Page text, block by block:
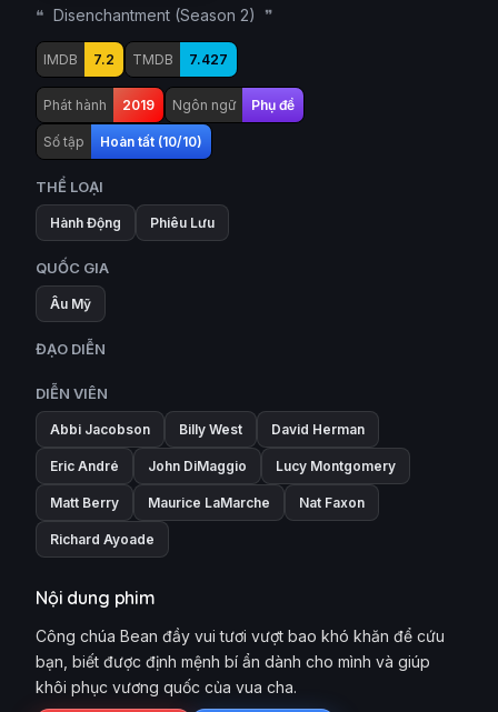
Disenchantment (Season 2)
IMDB 7.2 TMDB 7.427
Phát hành 2019 Ngôn ngữ Phụ đề
Số tập Hoàn tất (10/10)
THỂ LOẠI
Hành Động Phiêu Lưu
QUỐC GIA
Âu Mỹ
ĐẠO DIỄN
DIỄN VIÊN
Abbi Jacobson Billy West David Herman
Eric André John DiMaggio Lucy Montgomery
Matt Berry Maurice LaMarche Nat Faxon
Richard Ayoade
Nội dung phim
Công chúa Bean đầy vui tươi vượt bao khó khăn để cứu
bạn, biết được định mệnh bí ẩn dành cho mình và giúp
khôi phục vương quốc của vua cha.